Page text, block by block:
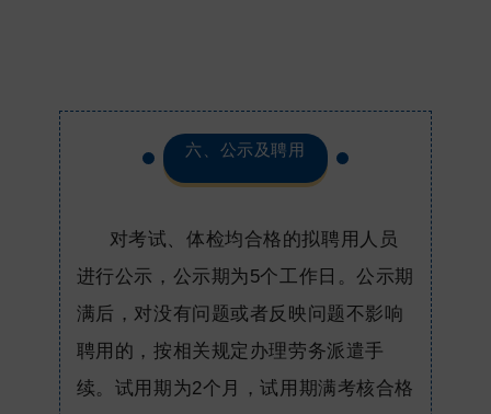
六、公示及聘用
对考试、体检均合格的拟聘用人员
进行公示，公示期为5个工作日。公示期
满后，对没有问题或者反映问题不影响
聘用的，按相关规定办理劳务派遣手
续。试用期为2个月，试用期满考核合格